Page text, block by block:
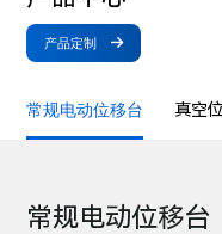
产品定制 
常规电动位移台 真空
常规电动位移台